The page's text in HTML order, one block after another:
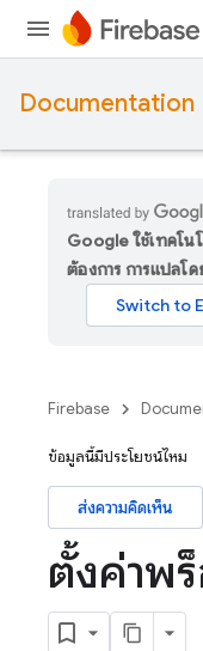
Documentation
Google ใช้เทคโน
ต้องการ การแปลโ
Firebase
ข้อมูลนี้มีประโยชน์ไหม
ส่งความคิดเห็น
ตั้งค่าพ